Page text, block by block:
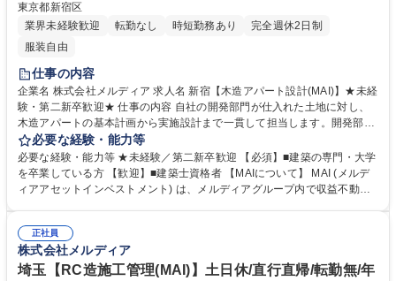
東京都新宿区
業界未経験歓迎
転勤なし 時短勤務あり
完全週休2日制
服装自由
仕事の内容
企業名 株式会社メルディア 求人名 新宿【木造アパート設計(MAI)】★未経
験・第二新卒歓迎★ 仕事の内容 自社の開発部門が仕入れた土地に対し、
木造アパートの基本計画から実施設計まで一貫して担当します。開発部門
と密接に連携しそのエリアの特性に合わせた建築プランやコンセプトの企
画段階から携われます。 １）用地仕入れ前のプラン検討：土地の購入段階
から、その土地に最適なアパートの配置や間取りなどを検討します。 ２）
商品企画：入居者のニーズや市場のトレンドを踏まえ、魅力的なアパート
二新卒歓迎★
必要な経験・能力等
必要な経験・能力等 ★未経験／第二新卒歓迎 【必須】■建築の専門・大学
を卒業している方 【歓迎】■建築士資格者 【MAIについて】 MAI (メルデ
ィアアセットインベストメント) は、メルディアグループ内で収益不動産
-meldia.com/cate1/3698/ 学歴・資格 学歴：大学院 大学 専修学校 語学
力： 資格：一級建築士 二級建築士
正社員
株式会社メルディア
埼玉【RC造施工管理(MAI)】土日休/直行直帰/転勤無/年